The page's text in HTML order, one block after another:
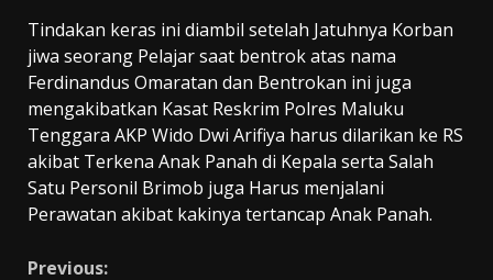
Tindakan keras ini diambil setelah Jatuhnya Korban
jiwa seorang Pelajar saat bentrok atas nama
Ferdinandus Omaratan dan Bentrokan ini juga
mengakibatkan Kasat Reskrim Polres Maluku
Tenggara AKP Wido Dwi Arifiya harus dilarikan ke RS
akibat Terkena Anak Panah di Kepala serta Salah
Satu Personil Brimob juga Harus menjalani
Perawatan akibat kakinya tertancap Anak Panah.
Previous: